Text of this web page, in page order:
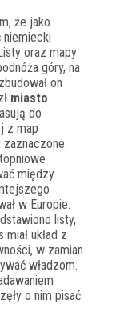
że jako
oraz mapy
góry, na
on
miasto
do
z map
między
w Europie.
listy,
układ z
w zamian
władzom.
o nim pisać